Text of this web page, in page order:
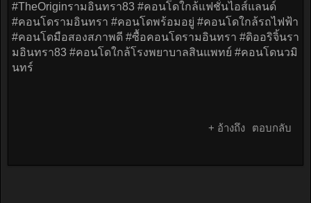
#TheOriginรามอินทรา83 #คอนโดใกล้แฟชั่นไอส์แลนด์
#คอนโดรามอินทรา #คอนโดพร้อมอยู่ #คอนโดใกล้รถไฟฟ้า
#คอนโดมือสองสภาพดี #ซื้อคอนโดรามอินทรา #ดิออริจิ้นรา
มอินทรา83 #คอนโดใกล้โรงพยาบาลสินแพทย์ #คอนโดนวมิ
นทร์
+ อ้างถึง ตอบกลับ